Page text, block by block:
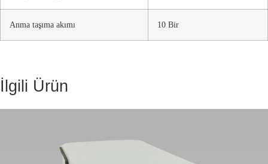
Anma taşıma akımı 10 Bir
İlgili Ürün